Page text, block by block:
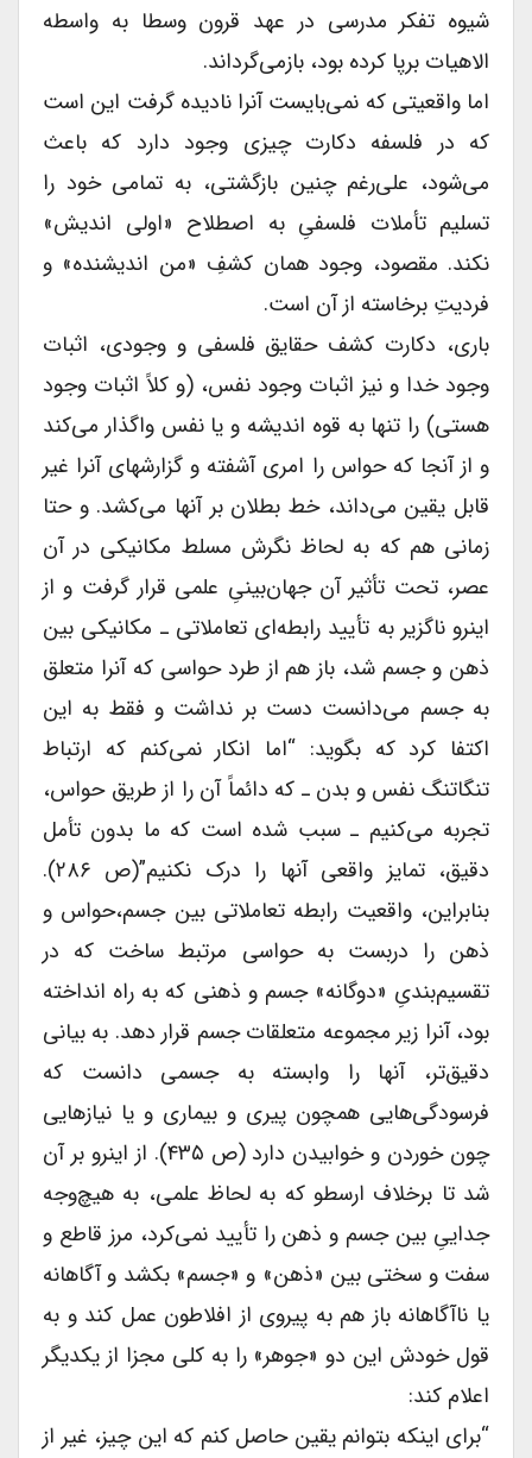
شیوه تفکر مدرسی در عهد قرون وسطا به واسطه
الاهیات برپا کرده بود، بازمی‌گرداند.
اما واقعیتی که نمی‌بایست آنرا نادیده گرفت این است
که در فلسفه دکارت چیزی وجود دارد که باعث
می‌شود، علی‌رغم چنین بازگشتی، به تمامی خود را
تسلیم تأملات فلسفیِ به اصطلاح «اولی اندیش»
نکند. مقصود، وجود همان کشفِ «من اندیشنده» و
فردیتِ برخاسته از آن است.
باری، دکارت کشف حقایق فلسفی و وجودی، اثبات
وجود خدا و نیز اثبات وجود نفس، (و کلاً اثبات وجود
هستی) را تنها به قوه اندیشه و یا نفس واگذار می‌کند
و از آنجا که حواس را امری آشفته و گزارشهای‌ آنرا غیر
قابل یقین می‌داند، خط بطلان بر آنها می‌کشد. و حتا
زمانی هم که به لحاظ نگرش مسلط مکانیکی در آن
عصر، تحت تأثیر آن جهان‌بینیِ علمی قرار گرفت و از
اینرو ناگزیر به تأیید رابطه‌ای تعاملاتی ـ مکانیکی بین
ذهن و جسم شد، باز هم از طرد حواسی که آنرا متعلق
به جسم می‌دانست دست بر نداشت و فقط به این
اکتفا کرد که بگوید: “اما انکار نمی‌کنم که ارتباط
تنگاتنگ نفس و بدن ـ که دائماً آن را از طریق حواس،
تجربه می‌کنیم ـ سبب شده است که ما بدون تأمل
دقیق، تمایز واقعی آنها را درک نکنیم”(ص ۲۸۶).
بنابراین، واقعیت رابطه تعاملاتی بین جسم،حواس و
ذهن را دربست به حواسی مرتبط ساخت که در
تقسیم‌بندیِ «دوگانه» جسم و ذهنی که به راه انداخته
بود، آنرا زیر مجموعه متعلقات جسم قرار دهد. به بیانی
دقیق‌تر، آنها را وابسته به جسمی دانست که
فرسودگی‌هایی همچون پیری و بیماری و یا نیازهایی
چون خوردن و خوابیدن دارد (ص ۴۳۵). از اینرو بر آن
‌شد تا برخلاف ارسطو که به لحاظ علمی، به هیچ‌وجه
جداییِ بین جسم و ذهن را تأیید نمی‌کرد، مرز قاطع و
سفت و سختی بین «ذهن» و «جسم» بکشد و آگاهانه
یا ناآگاهانه باز هم به پیروی از افلاطون عمل کند و به
قول خودش این دو «جوهر» را به کلی مجزا از یکدیگر
اعلام کند:
“برای اینکه بتوانم یقین حاصل کنم که این چیز، غیر از